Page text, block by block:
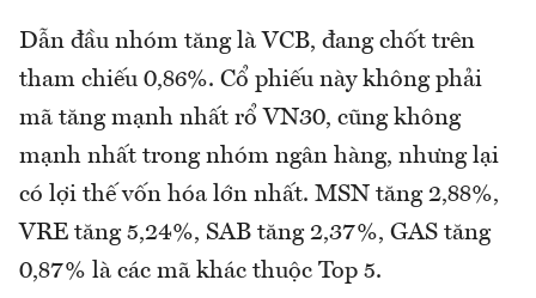
Dẫn đầu nhóm tăng là VCB, đang chốt trên
tham chiếu 0,86%. Cổ phiếu này không phải
mã tăng mạnh nhất rổ VN30, cũng không
mạnh nhất trong nhóm ngân hàng, nhưng lại
có lợi thế vốn hóa lớn nhất. MSN tăng 2,88%,
VRE tăng 5,24%, SAB tăng 2,37%, GAS tăng
0,87% là các mã khác thuộc Top 5.